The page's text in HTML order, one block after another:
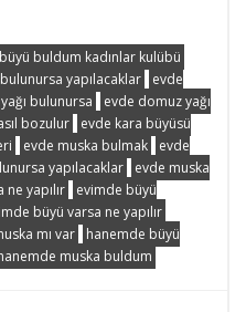
buldum kadınlar kulübü
yapılacaklar
evde
bulunursa
evde domuz yağı
bozulur
evde kara büyüsü
evde muska bulmak
evde
yapılacaklar
evde muska
yapılır
evimde büyü
büyü varsa ne yapılır
mı var
hanemde büyü
muska buldum